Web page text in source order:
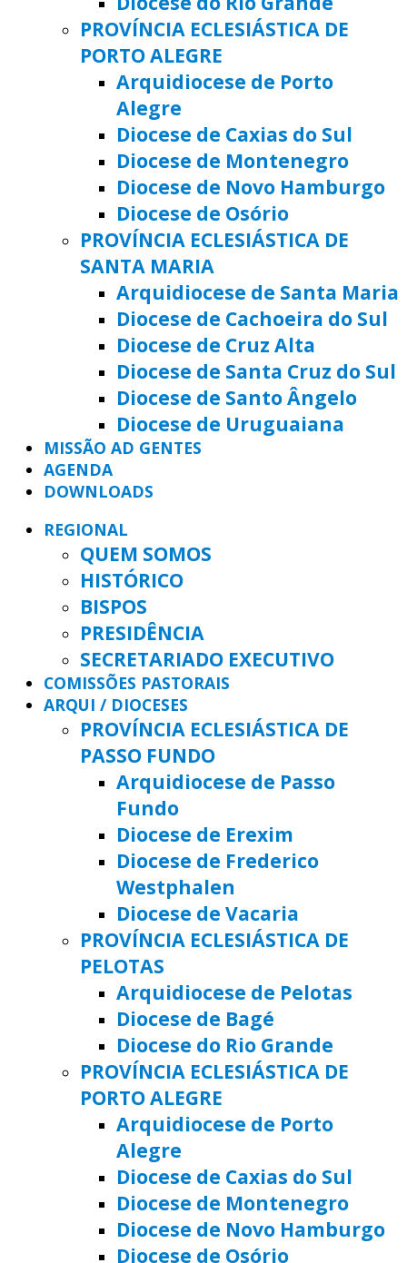
PROVÍNCIA ECLESIÁSTICA DE
PORTO ALEGRE
Arquidiocese de Porto
Alegre
Diocese de Caxias do Sul
Diocese de Montenegro
Diocese de Novo Hamburgo
Diocese de Osório
PROVÍNCIA ECLESIÁSTICA DE
SANTA MARIA
Arquidiocese de Santa Maria
Diocese de Cachoeira do Sul
Diocese de Cruz Alta
Diocese de Santa Cruz do Sul
Diocese de Santo Ângelo
Diocese de Uruguaiana
MISSÃO AD GENTES
AGENDA
DOWNLOADS
REGIONAL
QUEM SOMOS
HISTÓRICO
BISPOS
PRESIDÊNCIA
SECRETARIADO EXECUTIVO
COMISSÕES PASTORAIS
ARQUI / DIOCESES
PROVÍNCIA ECLESIÁSTICA DE
PASSO FUNDO
Arquidiocese de Passo
Fundo
Diocese de Erexim
Diocese de Frederico
Westphalen
Diocese de Vacaria
PROVÍNCIA ECLESIÁSTICA DE
PELOTAS
Arquidiocese de Pelotas
Diocese de Bagé
Diocese do Rio Grande
PROVÍNCIA ECLESIÁSTICA DE
PORTO ALEGRE
Arquidiocese de Porto
Alegre
Diocese de Caxias do Sul
Diocese de Montenegro
Diocese de Novo Hamburgo
Diocese de Osório